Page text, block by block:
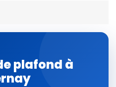
plafond à